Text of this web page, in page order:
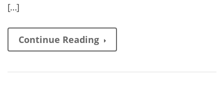
[…]
Continue Reading